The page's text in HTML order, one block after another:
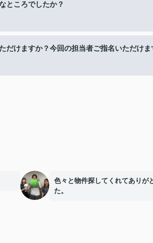
ところでしたか？
だけますか？今回の担当者ご指名いただけま
色々と物件探してくれてありが
た。